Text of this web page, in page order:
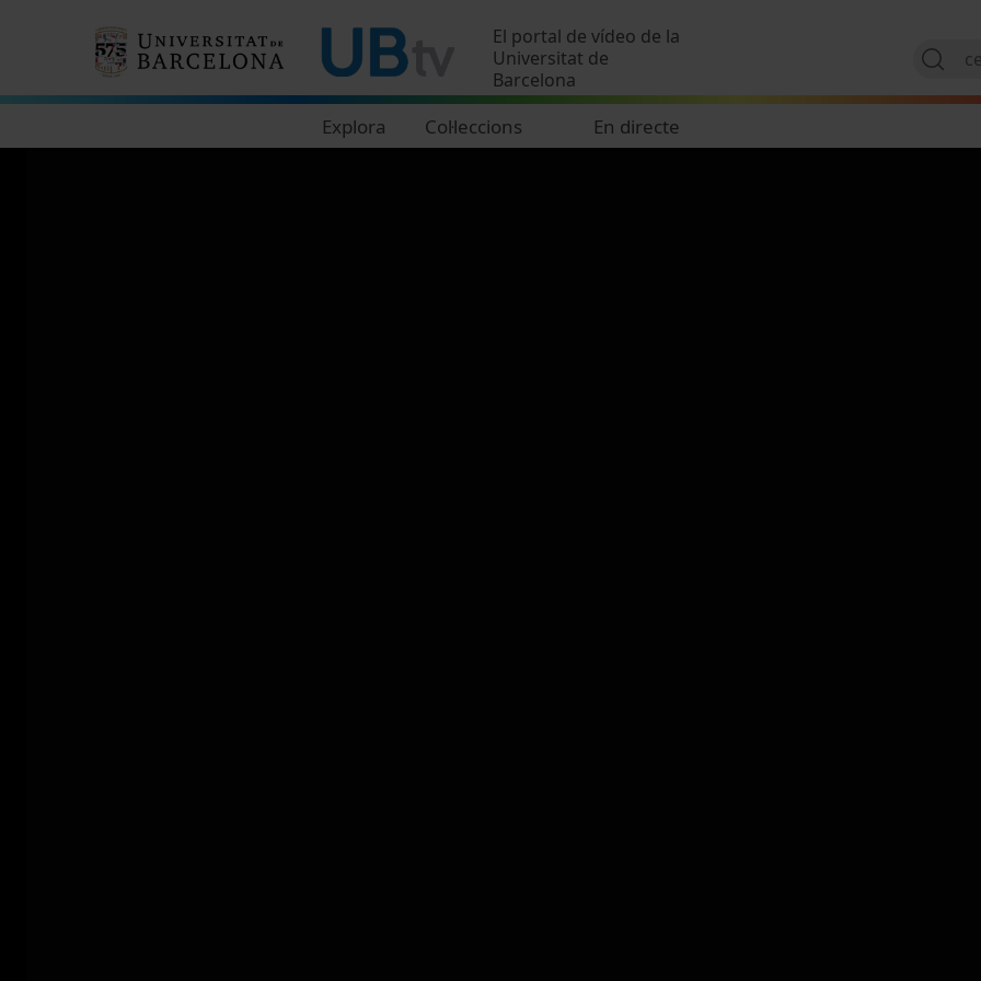
El portal de vídeo de la
Universitat de
Barcelona
Explora Col·leccions En directe